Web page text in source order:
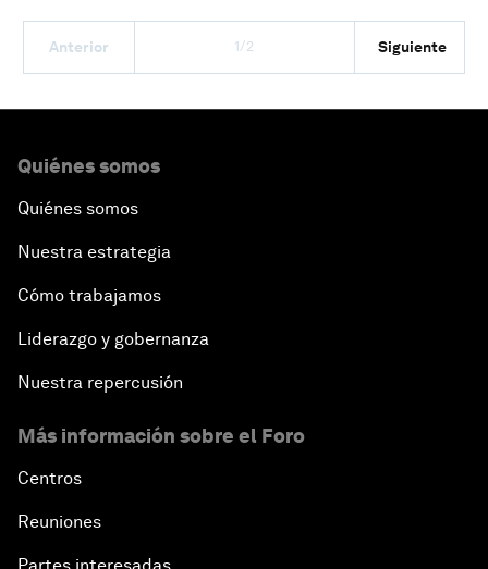
Anterior 1/2 Siguiente
Quiénes somos
Quiénes somos
Nuestra estrategia
Cómo trabajamos
Liderazgo y gobernanza
Nuestra repercusión
Más información sobre el Foro
Centros
Reuniones